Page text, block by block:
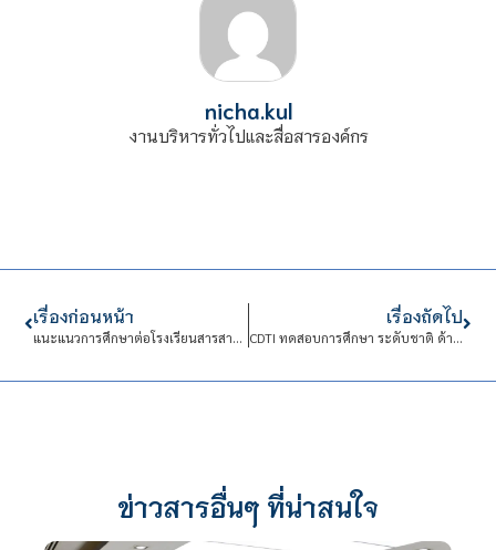
nicha.kul
งานบริหารทั่วไปและสื่อสารองค์กร
เรื่องก่อนหน้า
แนะแนวการศึกษาต่อโรงเรียนสารสาสน์วิเทศนครปฐม
เรื่องถัดไป
CDTI ทดสอบการศึกษา ระดับชาติ ด้านการศึกษา (V-NET) ด้วยระบบดิจิทัล ปีการศึกษา 2566
ข่าวสารอื่นๆ ที่น่าสนใจ